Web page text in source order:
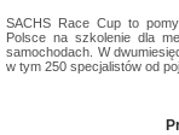
SACHS Race Cup to
Polsce na szkolenie dla
samochodach. W
w tym 250 specjalistów od